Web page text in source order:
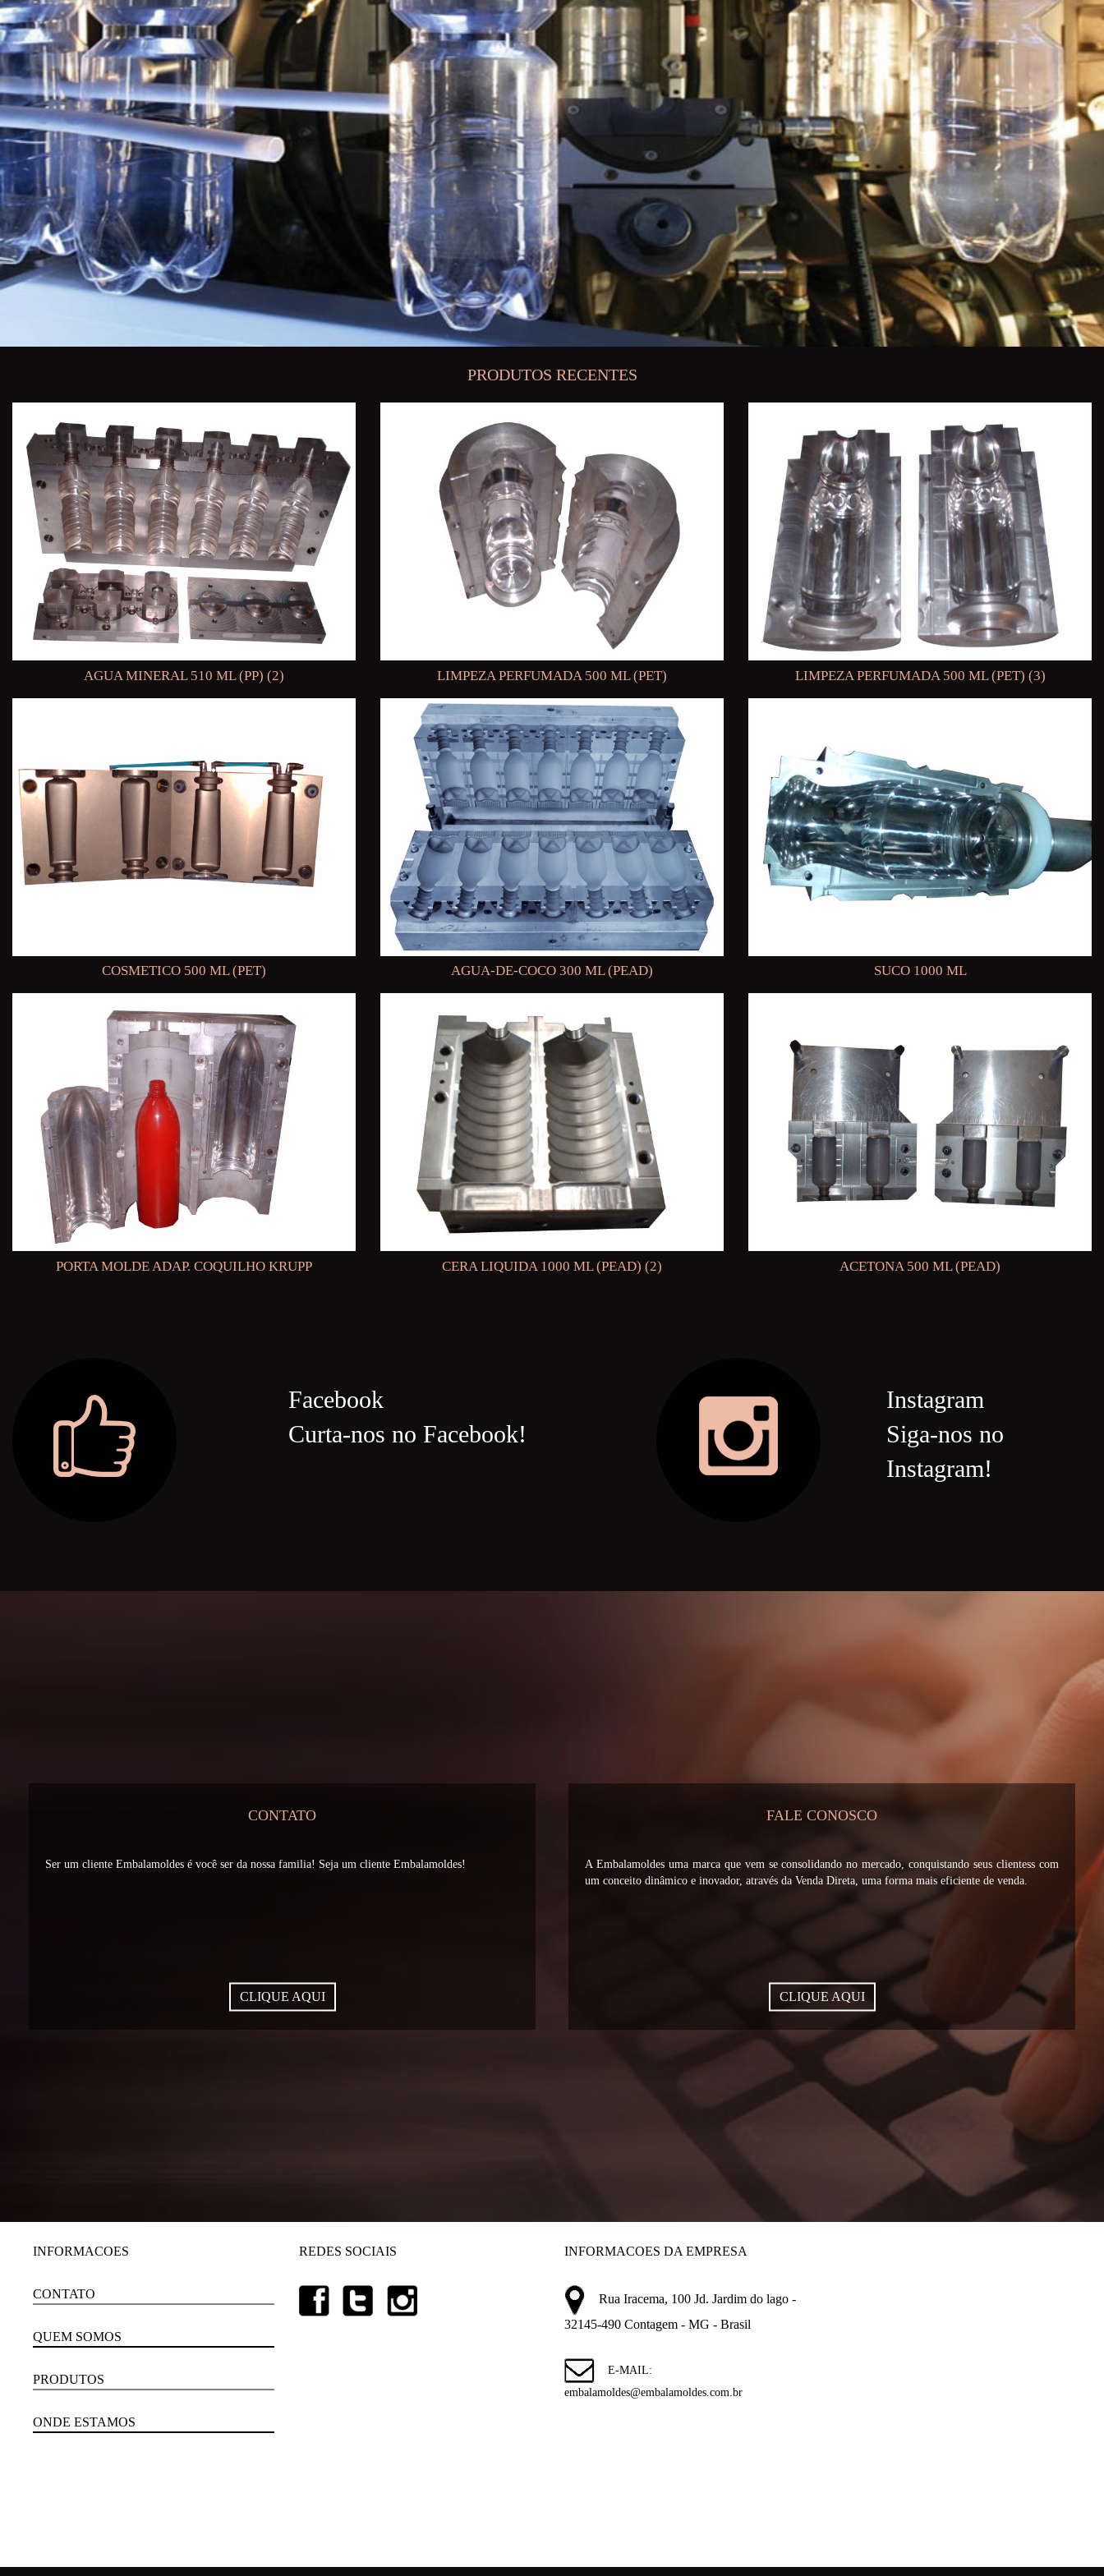
PRODUTOS RECENTES
AGUA MINERAL 510 ML (PP) (2) LIMPEZA PERFUMADA 500 ML (PET) LIMPEZA PERFUMADA 500 ML (PET) (3)
COSMETICO 500 ML (PET) AGUA-DE-COCO 300 ML (PEAD) SUCO 1000 ML
PORTA MOLDE ADAP. COQUILHO KRUPP CERA LIQUIDA 1000 ML (PEAD) (2) ACETONA 500 ML (PEAD)
Facebook
Curta-nos no Facebook!
Instagram
Siga-nos no
Instagram!
CONTATO
Ser um cliente Embalamoldes é você ser da nossa familia! Seja um cliente Embalamoldes!
CLIQUE AQUI
FALE CONOSCO
A Embalamoldes uma marca que vem se consolidando no mercado, conquistando seus clientess com
um conceito dinâmico e inovador, através da Venda Direta, uma forma mais eficiente de venda.
CLIQUE AQUI
INFORMACOES
CONTATO
QUEM SOMOS
PRODUTOS
ONDE ESTAMOS
REDES SOCIAIS INFORMACOES DA EMPRESA
Rua Iracema, 100 Jd. Jardim do lago -
32145-490 Contagem - MG - Brasil
E-MAIL:
embalamoldes@embalamoldes.com.br